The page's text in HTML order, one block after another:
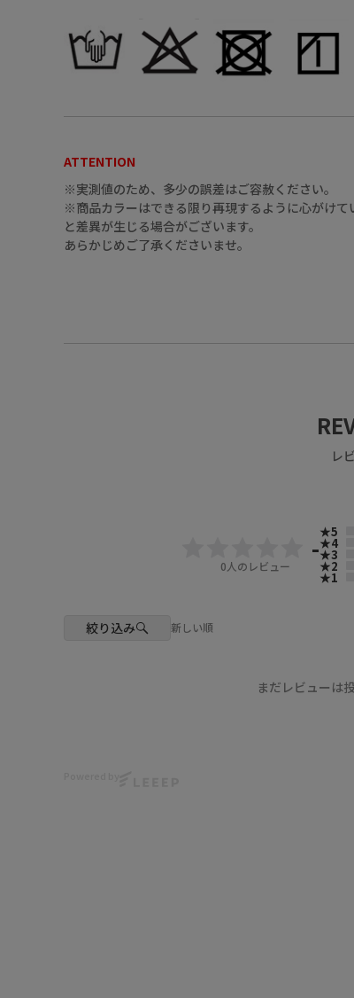
ATTENTION
※実測値のため、多少の誤差はご容赦ください。
※商品カラーはできる限り再現するように心がけ
と差異が生じる場合がございます。
あらかじめご了承くださいませ。
レ
-
0人のレビュー
★5
★4
★3
★2
★1
絞り込み 新しい順
まだレビューは